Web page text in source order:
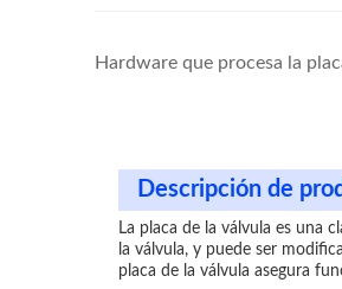
Hardware que procesa la
Descripción de
La placa de la válvula es una
la válvula, y puede ser
placa de la válvula asegura